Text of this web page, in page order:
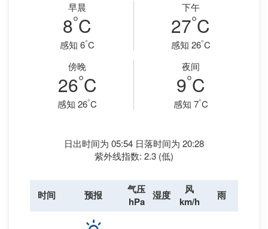
早晨
8°C
感知 6°C
下午
27°C
感知 26°C
傍晚
26°C
感知 26°C
夜间
9°C
感知 7°C
日出时间为 05:54 日落时间为 20:28
紫外线指数: 2.3 (低)
时间 预报
气压
hPa
湿度
风
km/h
雨